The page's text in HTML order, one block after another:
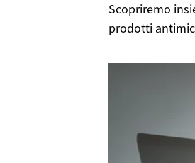
Scopriremo
prodotti